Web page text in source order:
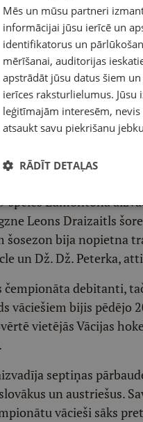
būs otrā divās dienās,
ASV. Pēdējo
gada čempionātā,
būs palicis mačs ar
ar 4:3.
– pieredzējušais
Morics Zaiders,
spēles Edmontonā
Leons Draizaitls
bija nopietna
un Dž. Dž. Peterka,
čempionāta debitanti,
vāciešiem bijis pēdējo
vietējās Vācijas
septiņas
un austriešus.
vācieši sāks
Mēs un mūsu partneri
informācijai jūsu ierīcē un
identifikatorus un
mērīšanai, auditorijas
apstrādāt jūsu datus šiem
ierīces raksturlielumus. Jūsu
leģitīmajām interesēm,
atsaukt savu piekrišanu
RĀDĪT DETAĻAS